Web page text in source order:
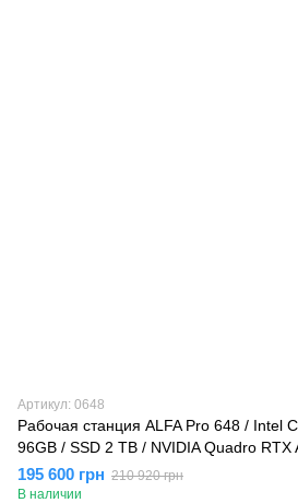
Артикул: 0648
Рабочая станция ALFA Pro 648 / Intel
96GB / SSD 2 TB / NVIDIA Quadro RTX
195 600 грн 210 920 грн
В наличии